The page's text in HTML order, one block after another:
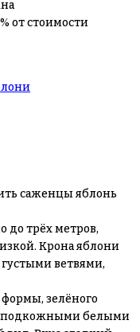
от стоимости
саженцы яблонь
до трёх метров,
Крона яблони
ветвями,
зелёного
подкожными белыми